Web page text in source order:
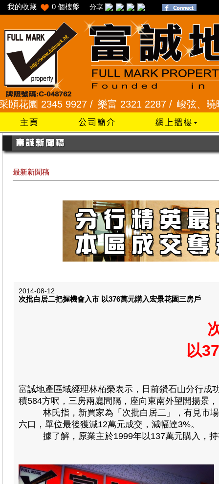
我的收藏 0 個樓盤 分享
2345 9927 / 樂富 2321 2287 / 峻弦、曉暉花園
最新新聞稿
2014-08-12
次批白居二把握機會入市 以376萬元購入宏景花園三房戶
以
富誠地產區域經理林栢榮表示，日前鑽石山分行成
積584方呎，三房兩廳間隔，座向東南外望開揚景
林氏指，新買家為「次批白居二」，有見市場
六口，單位最後獲減12萬元成交，減幅達3%。
據了解，原業主於1999年以137萬元購入，持